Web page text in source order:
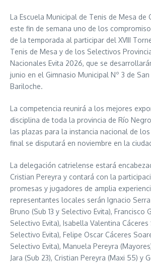
La Escuela Municipal de Tenis de Mesa de
este fin de semana uno de los
de la temporada al participar del XVIII
Tenis de Mesa y de los Selectivos
Nacionales Evita 2026, que se
junio en el Gimnasio Municipal Nº 3 de
Bariloche.
La competencia reunirá a los mejores
disciplina de toda la provincia de Río
las plazas para la instancia nacional de los
final se disputará en noviembre en la
La delegación catrielense estará
Cristian Pereyra y contará con la
promesas y jugadores de amplia
representantes locales serán Ignacio Serra
Bruno (Sub 13 y Selectivo Evita), Francisco
Selectivo Evita), Isabella Valentina Cáceres
Selectivo Evita), Felipe Oscar Cáceres
Selectivo Evita), Manuela Pereyra
Jara (Sub 23), Cristian Pereyra (Maxi 55) y